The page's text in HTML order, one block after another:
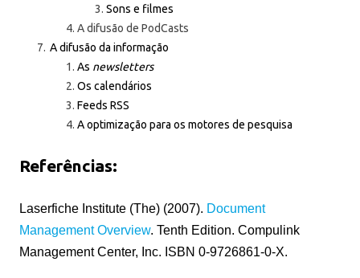
Sons e filmes
A difusão de PodCasts
A difusão da informação
As newsletters
Os calendários
Feeds RSS
A optimização para os motores de pesquisa
Referências:
Laserfiche Institute (The) (2007). Document
Management Overview. Tenth Edition. Compulink
Management Center, Inc. ISBN 0-9726861-0-X.